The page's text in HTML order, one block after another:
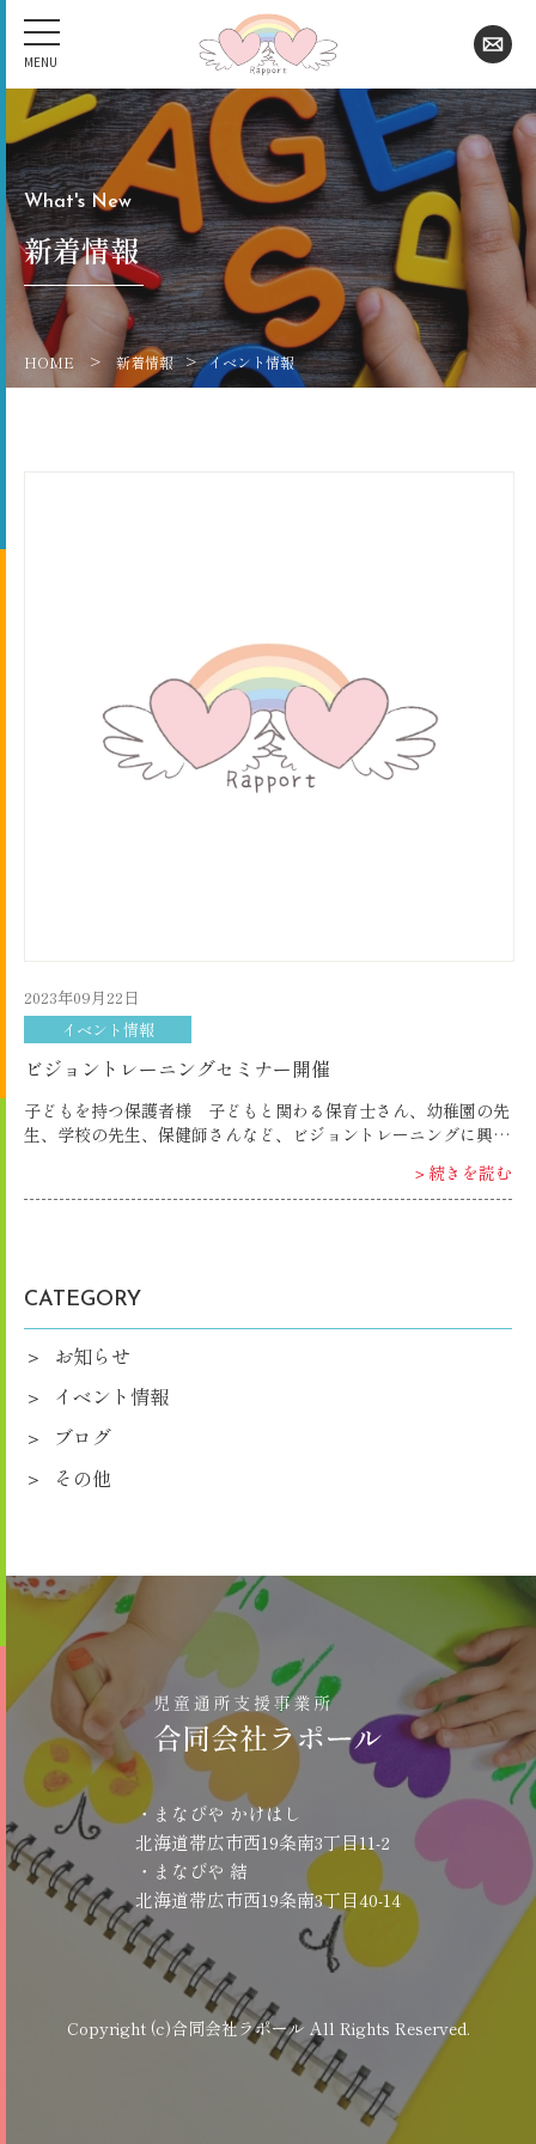
What's New
新着情報
HOME > 新着情報 > イベント情報
2023年09月22日
イベント情報
ビジョントレーニングセミナー開催
子どもを持つ保護者様 子どもと関わる保育士さん、幼稚園の先
生、学校の先生、保健師さんなど、ビジョントレーニングに興味
応する ・じっとしていられない ・おねしょをしている ・座って
いる姿勢が悪い ・黒板の文字をノートに写すのが遅い ・手先が
事には訳があるのです。 その答えは…。 【理論編】にてわかり
やすく楽しく学ぶ事ができます。 【実践編】では、見立て方や
トレーニング方法を習得できます。 ♪多くの方にトレーニング
の重要性を知って頂きたいと思います。 ☆少しでも気になら
れた方は、お申し込み下さいね☺ お待ちしております！☆ ※お
＞続きを読む
CATEGORY
お知らせ
イベント情報
ブログ
その他
・まなびや かけはし
北海道帯広市西19条南3丁目11-2
・まなびや 結
北海道帯広市西19条南3丁目40-14
Copyright (c)合同会社ラポール All Rights Reserved.